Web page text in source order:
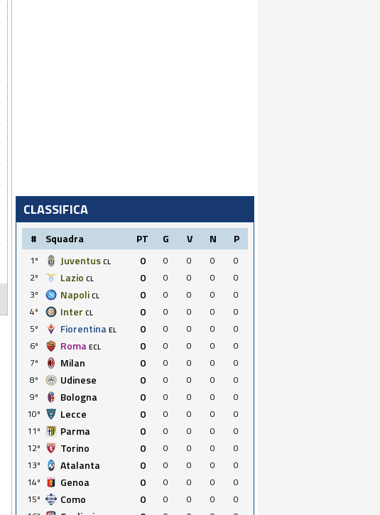
CLASSIFICA
# Squadra PT G V N P
1º Juventus CL 0 0 0 0
0
2º
Lazio CL 0 0 0 0
0
3º
Napoli CL 0 0 0 0
0
4º
Inter CL 0 0 0 0
0
5º
Fiorentina EL 0 0 0 0
0
6º
Roma ECL 0 0 0 0
0
7º
Milan 0 0 0 0
0
8º
Udinese 0 0 0 0
0
9º
Bologna 0 0 0 0
0
10º
Lecce 0 0 0 0
0
11º
Parma 0 0 0 0
0
12º
Torino 0 0 0 0
0
13º
Atalanta 0 0 0 0
0
14º
Genoa 0 0 0 0
0
15º
Como 0 0 0 0
0